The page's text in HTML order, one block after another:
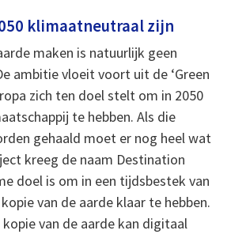
klimaatneutraal zijn
maken is natuurlijk geen
ambitie vloeit voort uit de ‘Green
zich ten doel stelt om in 2050
te hebben. Als die
gehaald moet er nog heel wat
kreeg de naam Destination
doel is om in een tijdsbestek van
van de aarde klaar te hebben.
kopie van de aarde kan digitaal